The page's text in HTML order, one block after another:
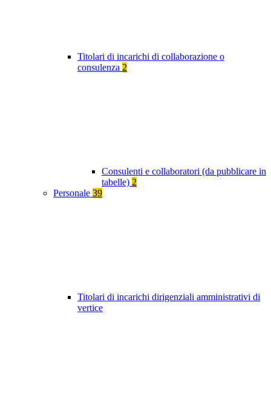
Titolari di incarichi di collaborazione o
consulenza 2
Consulenti e collaboratori (da pubblicare in
tabelle) 2
Personale 39
Titolari di incarichi dirigenziali amministrativi di
vertice